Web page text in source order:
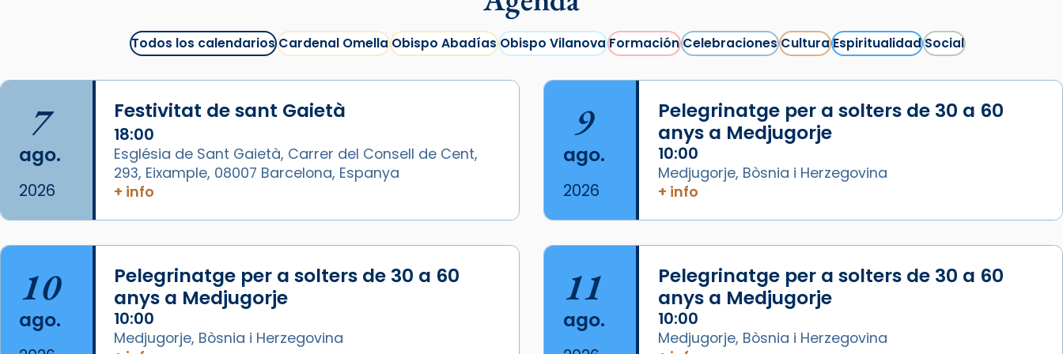
La Carmina va patir depressió.
arribar el seu testimoni al papa
Lleó XIV.
Recupera l'entrevista
compVatican News tican News 👇
Foto
View on Facebook Share
Cargar más...
Todos los calendariosCardenal OmellaObispo AbadíasObispo VilanovaFormaciónCelebracionesCulturaEspiritualidadSocial
7
ago.
2026
Festivitat de sant Gaietà
18:00
Església de Sant Gaietà, Carrer del Consell de Cent,
293, Eixample, 08007 Barcelona, Espanya
+ info
9
ago.
2026
Pelegrinatge per a solters de 30 a 60
anys a Medjugorje
10:00
Medjugorje, Bòsnia i Herzegovina
+ info
10
ago.
Pelegrinatge per a solters de 30 a 60
anys a Medjugorje
10:00
Medjugorje, Bòsnia i Herzegovina
11
ago.
Pelegrinatge per a solters de 30 a 60
anys a Medjugorje
10:00
Medjugorje, Bòsnia i Herzegovina